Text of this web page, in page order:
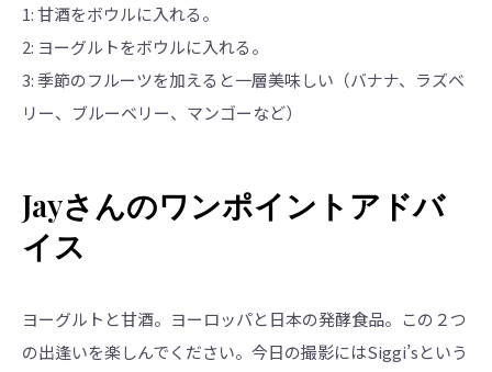
1: 甘酒をボウルに入れる。
2: ヨーグルトをボウルに入れる。
3: 季節のフルーツを加えると一層美味しい（バナナ、ラズベ
リー、ブルーベリー、マンゴーなど）
Jayさんのワンポイントアドバ
イス
ヨーグルトと甘酒。ヨーロッパと日本の発酵食品。この２つ
の出逢いを楽しんでください。今日の撮影にはSiggi’sという